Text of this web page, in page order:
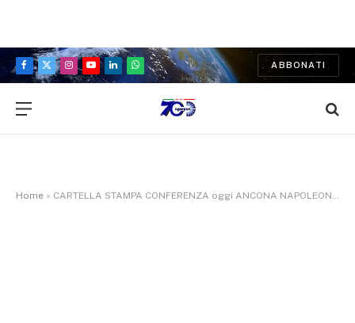
Facebook
X
Instagram
YouTubeLinkedInWhatsApp
ABBONATI
Home » CARTELLA STAMPA CONFERENZA oggi ANCONA NAPOLEONICA — COMUNE DI ANCONA – UFFICIO STAMPA